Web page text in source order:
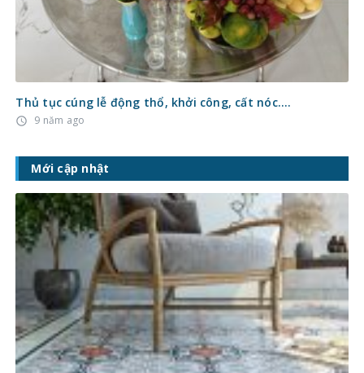
Thủ tục cúng lễ động thổ, khởi công, cất nóc….
access_time 9 năm ago
Mới cập nhật